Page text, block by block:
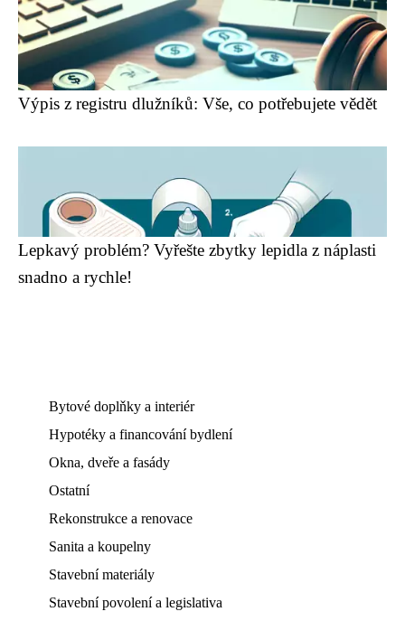
Výpis z registru dlužníků: Vše, co potřebujete vědět
Lepkavý problém? Vyřešte zbytky lepidla z náplasti
snadno a rychle!
Bytové doplňky a interiér
Hypotéky a financování bydlení
Okna, dveře a fasády
Ostatní
Rekonstrukce a renovace
Sanita a koupelny
Stavební materiály
Stavební povolení a legislativa